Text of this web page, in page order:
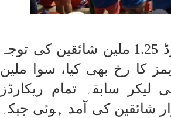
آئی سی سی ون ڈے ورلڈ کپ 2023 کو ریکارڈ 1.25 ملین شائقین کی توجہ
کا رخ بھی کیا، سوا ملین
سابقہ تمام ریکارڈز
میں فائنل پر ایک لاکھ 32 ہزار شائقین کی آمد ہوئی جبکہ